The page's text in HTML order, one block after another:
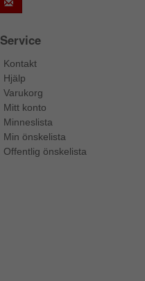
Service
Kontakt
Hjälp
Varukorg
Mitt konto
Minneslista
Min önskelista
Offentlig önskelista